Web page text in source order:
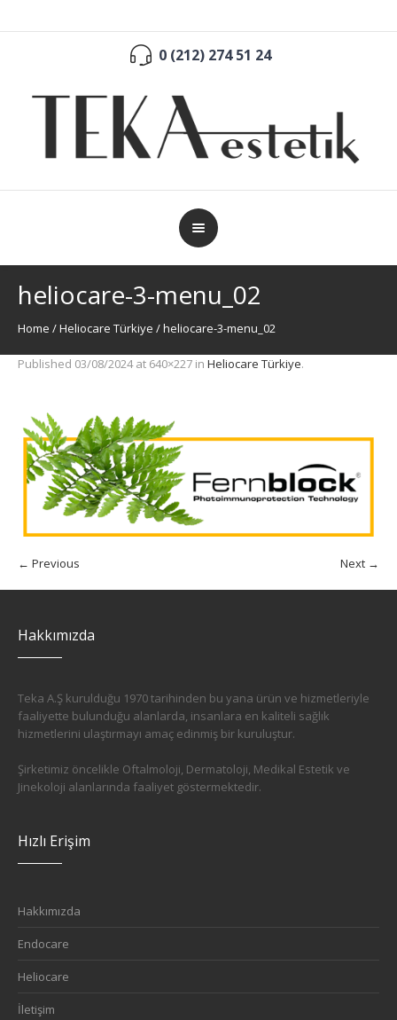
0 (212) 274 51 24
heliocare-3-menu_02
Home /Heliocare Türkiye /heliocare-3-menu_02
Published 03/08/2024at 640×227 in Heliocare Türkiye.
← Previous Next →
Hakkımızda
Teka A.Ş kurulduğu 1970 tarihinden bu yana ürün ve hizmetleriyle
faaliyette bulunduğu alanlarda, insanlara en kaliteli sağlık
hizmetlerini ulaştırmayı amaç edinmiş bir kuruluştur.
Şirketimiz öncelikle Oftalmoloji, Dermatoloji, Medikal Estetik ve
Jinekoloji alanlarında faaliyet göstermektedir.
Hızlı Erişim
Hakkımızda
Endocare
Heliocare
İletişim